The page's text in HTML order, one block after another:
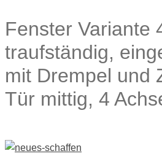
Fenster Variante
traufständig,
mit Drempel und
Tür mittig, 4